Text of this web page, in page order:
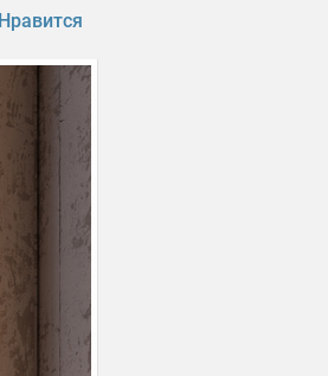
Нравится